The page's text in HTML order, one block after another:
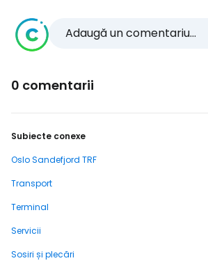
Adaugă un comentariu...
0 comentarii
Subiecte conexe
Oslo Sandefjord TRF
Transport
Terminal
Servicii
Sosiri și plecări